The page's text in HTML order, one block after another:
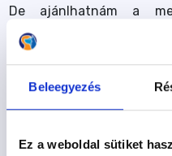
Beleegyezés
Ez a weboldal sütiket
De ajánlhatnám a
megharapott
és a szabadban
hogy egymást értve és
különös hangsúlyt
önmagunkért felelünk,
remélem, hogy minél